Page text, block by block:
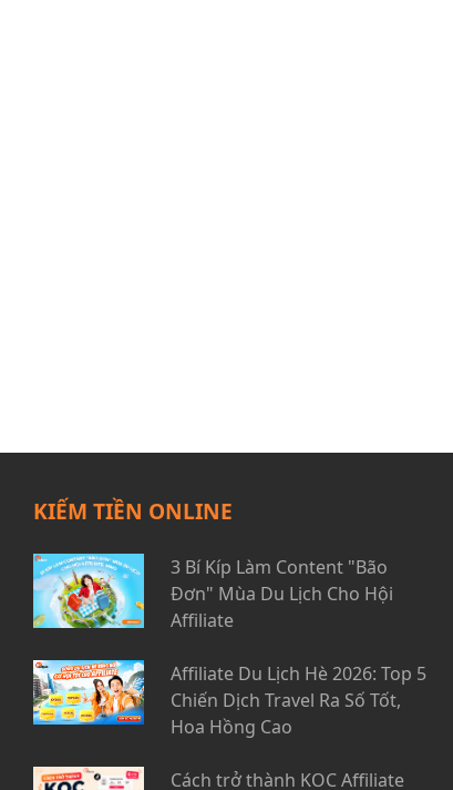
KIẾM TIỀN ONLINE
3 Bí Kíp Làm Content "Bão
Đơn" Mùa Du Lịch Cho Hội
Affiliate
Affiliate Du Lịch Hè 2026: Top 5
Chiến Dịch Travel Ra Số Tốt,
Hoa Hồng Cao
Cách trở thành KOC Affiliate